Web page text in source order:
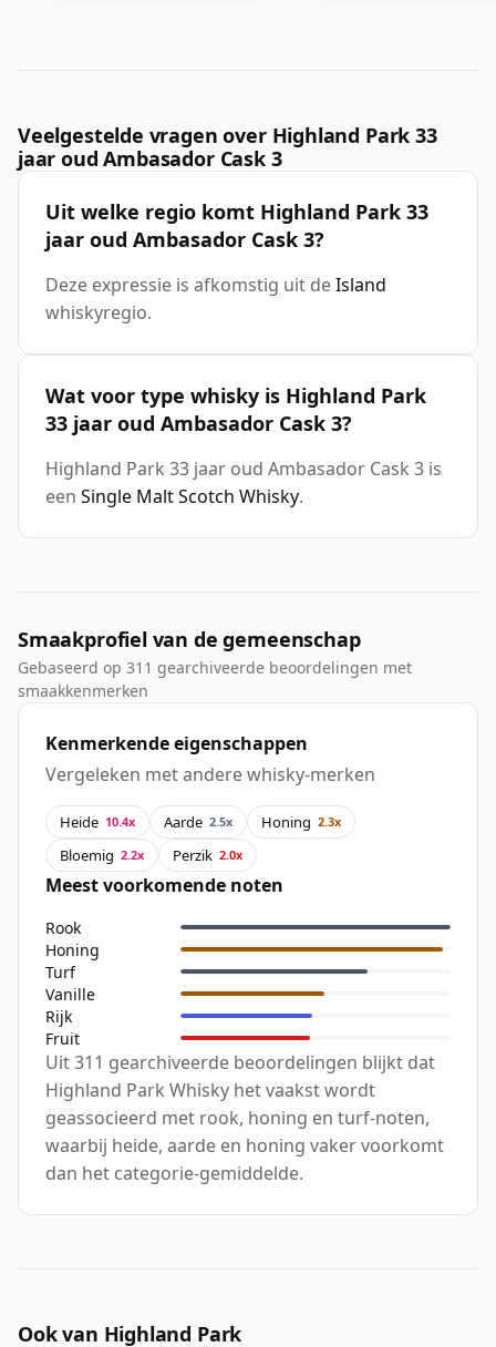
Veelgestelde vragen over Highland Park 33
jaar oud Ambasador Cask 3
Uit welke regio komt Highland Park 33
jaar oud Ambasador Cask 3?
Deze expressie is afkomstig uit deIsland
whiskyregio.
Wat voor type whisky is Highland Park
33 jaar oud Ambasador Cask 3?
Highland Park 33 jaar oud Ambasador Cask 3 is
een Single Malt Scotch Whisky.
Smaakprofiel van de gemeenschap
Gebaseerd op 311 gearchiveerde beoordelingen met
smaakkenmerken
Kenmerkende eigenschappen
Vergeleken met andere whisky-merken
Heide 10.4x Aarde 2.5x Honing 2.3x
Bloemig 2.2x Perzik 2.0x
Meest voorkomende noten
Rook
Honing
Turf
Vanille
Rijk
Fruit
Uit 311 gearchiveerde beoordelingen blijkt dat
Highland Park Whisky het vaakst wordt
geassocieerd met rook, honing en turf-noten,
waarbij heide, aarde en honing vaker voorkomt
dan het categorie-gemiddelde.
Ook van Highland Park